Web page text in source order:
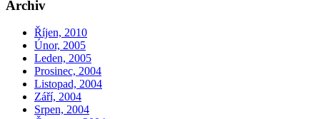
Archiv
Říjen, 2010
Únor, 2005
Leden, 2005
Prosinec, 2004
Listopad, 2004
Září, 2004
Srpen, 2004